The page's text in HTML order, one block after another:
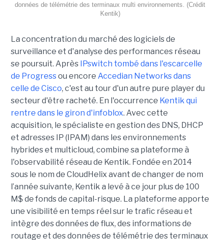
données de télémétrie des terminaux multi environnements. (Crédit
Kentik)
La concentration du marché des logiciels de
surveillance et d'analyse des performances réseau
se poursuit. Après IPswitch tombé dans l'escarcelle
de Progressou encore Accedian Networks dans
celle de Cisco, c'est au tour d'un autre pure player du
secteur d'être racheté. En l'occurrence Kentik qui
rentre dans le giron d'infoblox. Avec cette
acquisition, le spécialiste en gestion des DNS, DHCP
et adresses IP (IPAM) dans les environnements
hybrides et multicloud, combine sa plateforme à
l'observabilité réseau de Kentik. Fondée en 2014
sous le nom de CloudHelix avant de changer de nom
l’année suivante, Kentik a levé à ce jour plus de 100
M$ de fonds de capital-risque. La plateforme apporte
une visibilité en temps réel sur le trafic réseau et
intègre des données de flux, des informations de
routage et des données de télémétrie des terminaux